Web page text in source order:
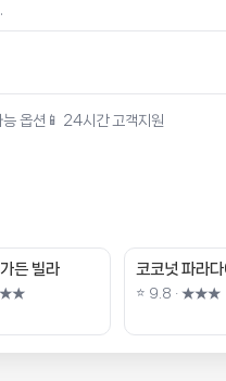
옵션 📱 24시간 고객지원
든 빌라 코코넛 파라
⭐ 9.8 · ★★★